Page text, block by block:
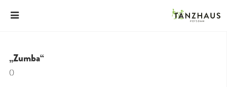
„Zumba“
()